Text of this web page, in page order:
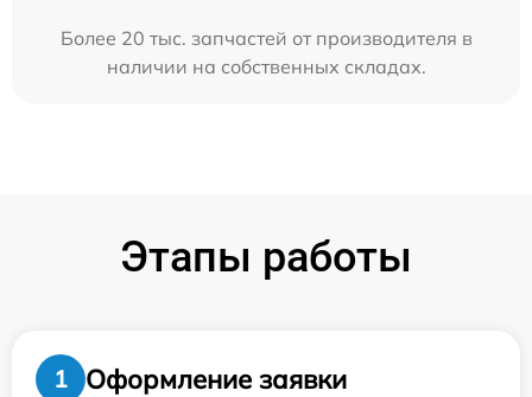
Более 20 тыс. запчастей от производителя в
наличии на собственных складах.
Этапы работы
1
Оформление заявки